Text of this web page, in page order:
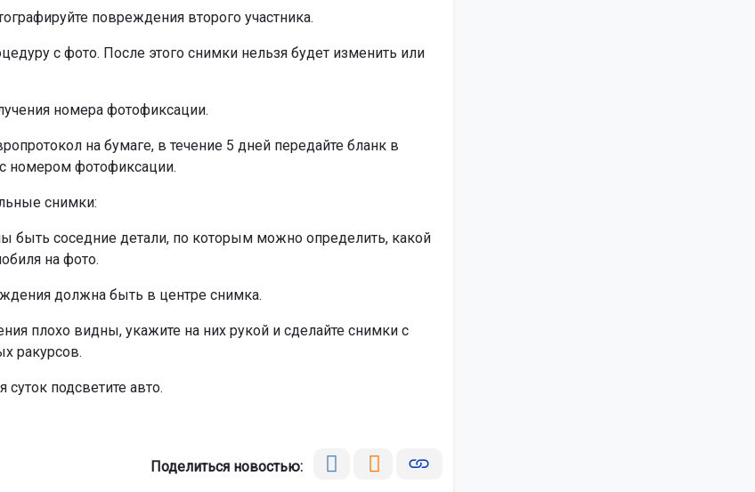
повреждения второго участника.
с фото. После этого снимки нельзя будет изменить или
номера фотофиксации.
на бумаге, в течение 5 дней передайте бланк в
номером фотофиксации.
снимки:
быть соседние детали, по которым можно определить, какой
на фото.
должна быть в центре снимка.
плохо видны, укажите на них рукой и сделайте снимки с
ракурсов.
подсветите авто.
Поделиться новостью: